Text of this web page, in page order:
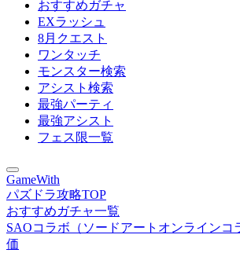
おすすめガチャ
EXラッシュ
8月クエスト
ワンタッチ
モンスター検索
アシスト検索
最強パーティ
最強アシスト
フェス限一覧
GameWith
パズドラ攻略TOP
おすすめガチャ一覧
SAOコラボ（ソードアートオンラインコ
価